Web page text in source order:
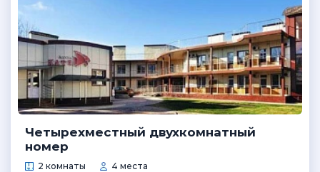
Четырехместный двухкомнатный
номер
2 комнаты 4 места